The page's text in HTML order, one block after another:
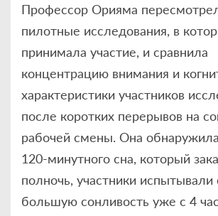
Профессор Орияма
пилотные исследования, в
принимала участие, и сравнила
концентрацию внимания и
характеристики участников
после коротких перерывов на
рабочей смены. Она
120-минутного сна, который
полночь, участники
большую сонливость уже с 4